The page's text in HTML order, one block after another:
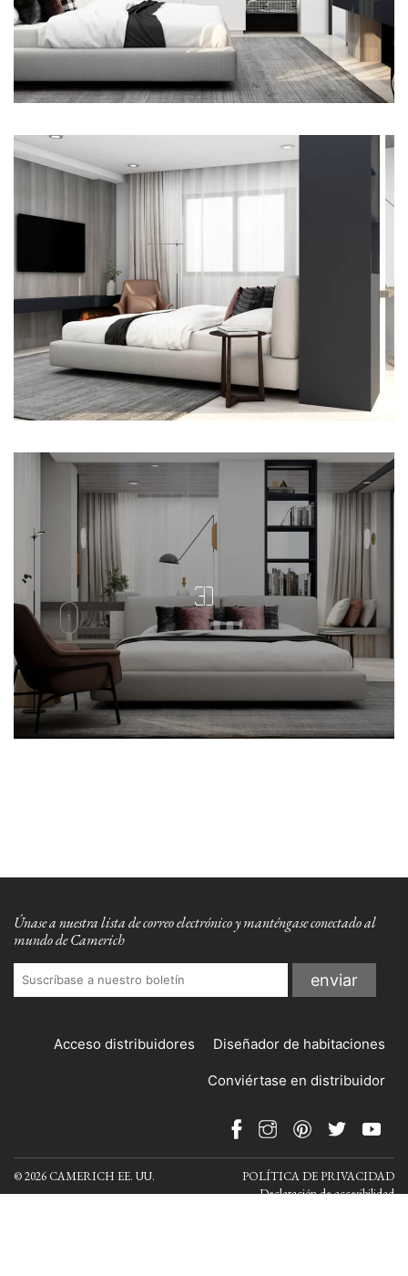
Únase a nuestra lista de correo electrónico y manténgase conectado al
mundo de Camerich
Acceso distribuidores Diseñador de habitaciones
Conviértase en distribuidor
© 2026 CAMERICH EE. UU.
POLÍTICA DE PRIVACIDAD
Declaración de accesibilidad